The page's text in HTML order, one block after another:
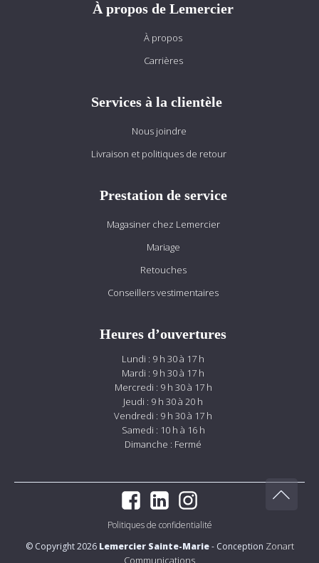
À propos de Lemercier
À propos
Carrières
Services à la clientèle
Nous joindre
Livraison et politiques de retour
Prestation de service
Magasiner chez Lemercier
Mariage
Retouches
Conseillers vestimentaires
Heures d’ouvertures
Lundi : 9 h 30 à 17 h
Mardi : 9 h 30 à 17 h
Mercredi : 9 h 30 à 17 h
Jeudi : 9 h 30 à 20 h
Vendredi : 9 h 30 à 17 h
Samedi : 10 h à 16 h
Dimanche : Fermé
© Copyright 2026 Lemercier Sainte-Marie- Conception Zonart
Communications
Politiques de confidentialité